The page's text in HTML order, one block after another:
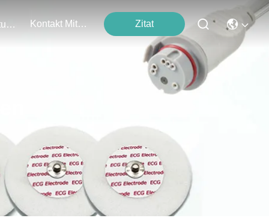
Veranstaltungen Kontakt Mit Uns Zitat